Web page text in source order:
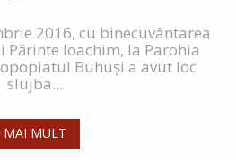
2016, cu binecuvântarea
Ioachim, la Parohia
Buhuși a avut loc
slujba...
MAI MULT